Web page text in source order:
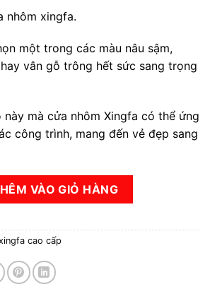
nhôm xingfa.
một trong các màu nâu sậm,
vân gỗ trông hết sức sang trọng
này mà cửa nhôm Xingfa có thể ứng
công trình, mang đến vẻ đẹp sang
lượngVÀO GIỎ HÀNG
cao cấp